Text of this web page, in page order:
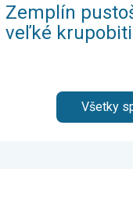
Zemplín
veľké
Všetky